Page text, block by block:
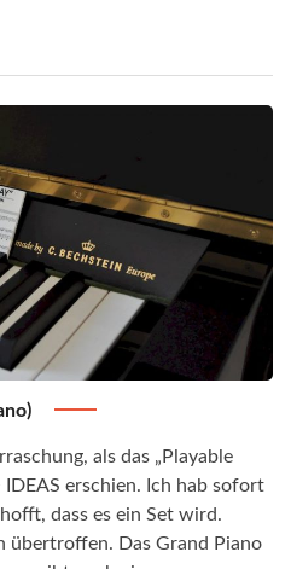
als das „Playable
IDEAS erschien. Ich hab sofort
dass es ein Set wird.
übertroffen. Das Grand Piano